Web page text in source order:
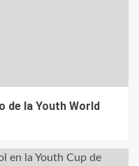
de la Youth World